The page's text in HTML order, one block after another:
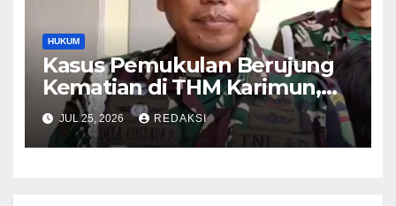
HUKUM
Kasus Pemukulan Berujung
Kematian di THM Karimun,
Oknum Perwira TNI Resmi
Jadi Tersangka
JUL 25, 2026 REDAKSI